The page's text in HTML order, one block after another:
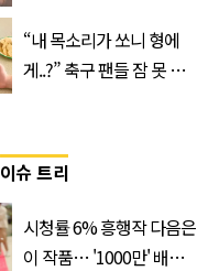
“내 목소리가 쏘니 형에
게..?” 축구 팬들 잠 못 들
이슈 트리
시청률 6% 흥행작 다음은
이 작품… '1000만' 배우